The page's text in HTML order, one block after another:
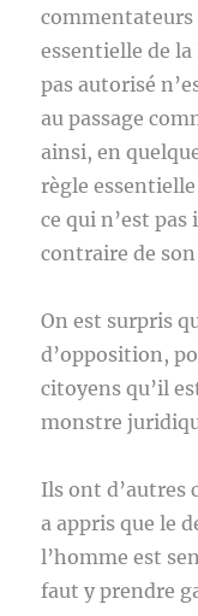
commentateurs
essentielle de
pas autorisé
au passage
ainsi, en
règle
ce qui n’est
contraire de
On est surpris
d’opposition,
citoyens qu’il
monstre
Ils ont d’autres
a appris que le
l’homme est
faut y prendre